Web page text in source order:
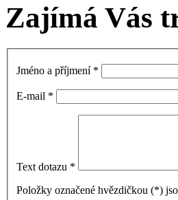
Zajímá Vás
Jméno a příjmení *
E-mail *
Text dotazu *
Položky označené hvězdičkou (*)